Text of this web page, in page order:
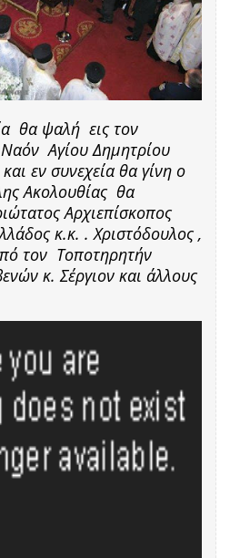
θα ψαλή εις τον
Αγίου Δημητρίου
εν συνεχεία θα γίνη ο
Ακολουθίας θα
Αρχιεπίσκοπος
κ.κ. . Χριστόδουλος ,
τον Τοποτηρητήν
κ. Σέργιον και άλλους